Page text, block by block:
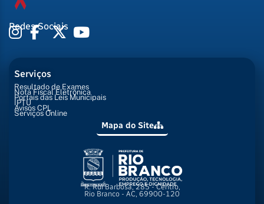
Redes Sociais
Serviços
Resultado de Exames
Nota Fiscal Eletrônica
Portais das Leis Municipais
IPTU
Avisos CPL
Serviços Online
Mapa do Site
R. Rui Barbosa, 285 - Centro,
Rio Branco - AC, 69900-120